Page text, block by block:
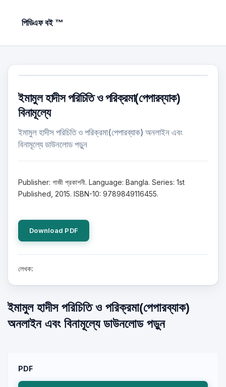
পিডিএফ বই ™
ইমামুল হাদীস পরিচিতি ও পরিক্রমা(পেপারব্যাক)
বিনামূল্যে
ইমামুল হাদীস পরিচিতি ও পরিক্রমা(পেপারব্যাক) অনলাইন এবং
বিনামূল্যে ডাউনলোড পড়ুন
Publisher: গাজী প্রকাশনী. Language: Bangla. Series: 1st
Published, 2015. ISBN-10: 9789849116455.
Download PDF
লেখক:
ইমামুল হাদীস পরিচিতি ও পরিক্রমা(পেপারব্যাক)
অনলাইন এবং বিনামূল্যে ডাউনলোড পড়ুন
PDF